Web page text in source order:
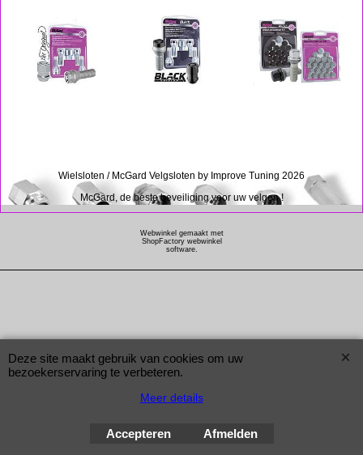
Wielsloten / McGard Velgsloten by Improve Tuning 2026
McGard, de beste beveiliging voor uw velgen !
Webwinkel gemaakt met
ShopFactory webwinkel
software.
Deze site maakt gebruik van cookies om uw
bezoekerservaring te verbeteren.
Meer details
Accepteren Afmelden